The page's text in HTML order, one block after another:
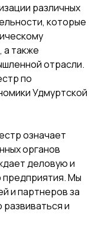
различных
которые
а также
отрасли.
по
Удмуртской
означает
органов
деловую и
Мы
и партнеров за
и